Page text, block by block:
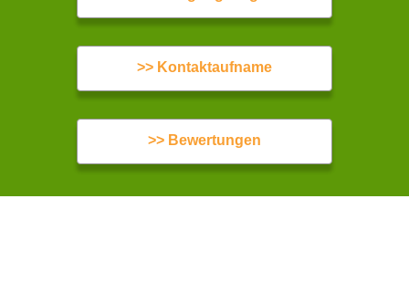
>> Kontaktaufname
>> Bewertungen